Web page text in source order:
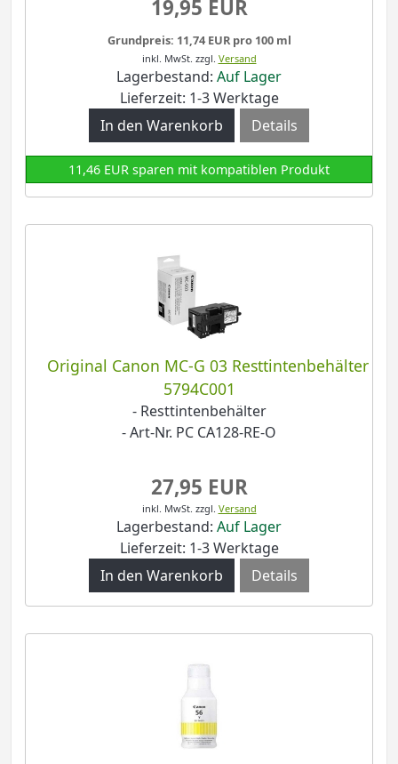
19,95 EUR
Grundpreis: 11,74 EUR pro 100 ml
inkl. MwSt. zzgl. Versand
Lagerbestand: Auf Lager
Lieferzeit: 1-3 Werktage
Details
11,46 EUR sparen mit kompatiblen Produkt
Original Canon MC-G 03 Resttintenbehälter
5794C001
- Resttintenbehälter
- Art-Nr. PC CA128-RE-O
27,95 EUR
inkl. MwSt. zzgl. Versand
Lagerbestand: Auf Lager
Lieferzeit: 1-3 Werktage
Details